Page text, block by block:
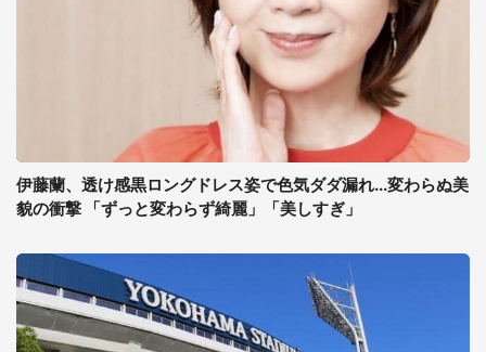
伊藤蘭、透け感黒ロングドレス姿で色気ダダ漏れ...変わらぬ美
貌の衝撃 「ずっと変わらず綺麗」「美しすぎ」